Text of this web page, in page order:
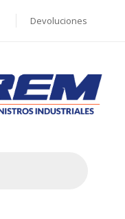
Devoluciones